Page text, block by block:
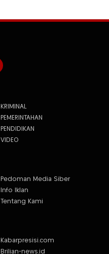
KRIMINAL
PEMERINTAHAN
PENDIDIKAN
VIDEO
Pedoman Media Siber
Info Iklan
Tentang Kami
Kabarpresisi.com
Brilian-news.id